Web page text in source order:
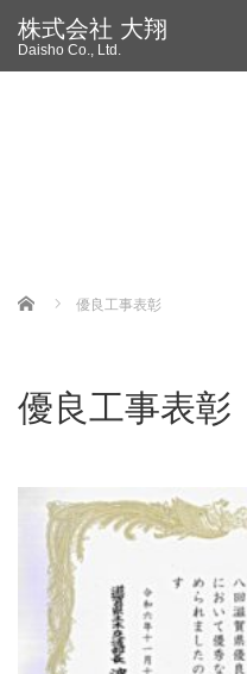
株式会社 大翔
Daisho Co., Ltd.
Home 優良工事表彰
優良工事表彰